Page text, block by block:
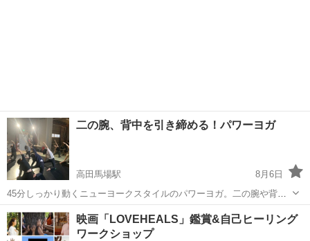
二の腕、背中を引き締める！パワーヨガ
高田馬場駅
8月6日
45分しっかり動くニューヨークスタイルのパワーヨガ。二の腕や背中
の引き締めをメインに全身を動かします。難しいポーズの場合には軽
減法もございますので初心者にもオススメです。「最近、肩まわりが
気になる…」という方はぜひ！ 最大...
東京 新宿区 高田馬場駅 パワーヨガ
映画「LOVEHEALS」鑑賞&自己ヒーリング
ワークショップ